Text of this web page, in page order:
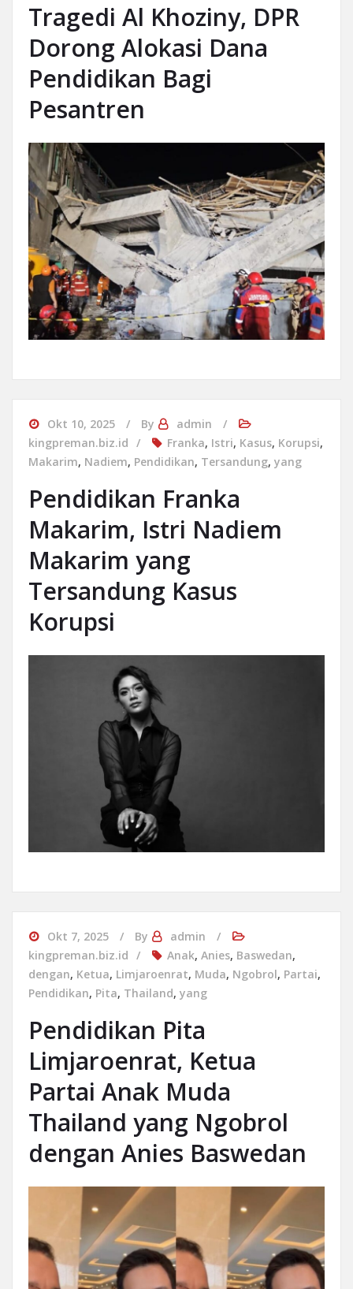
Tragedi Al Khoziny, DPR
Dorong Alokasi Dana
Pendidikan Bagi
Pesantren
Okt 10, 2025 By
admin
kingpreman.biz.id
Franka, Istri, Kasus, Korupsi,
Makarim, Nadiem, Pendidikan, Tersandung, yang
Pendidikan Franka
Makarim, Istri Nadiem
Makarim yang
Tersandung Kasus
Korupsi
Okt 7, 2025 By
admin
kingpreman.biz.id
Anak, Anies, Baswedan,
dengan, Ketua, Limjaroenrat, Muda, Ngobrol, Partai,
Pendidikan, Pita, Thailand, yang
Pendidikan Pita
Limjaroenrat, Ketua
Partai Anak Muda
Thailand yang Ngobrol
dengan Anies Baswedan